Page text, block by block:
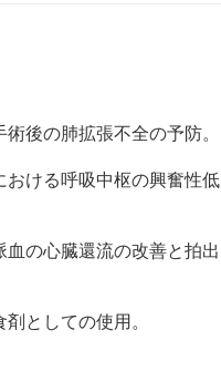
後の肺拡張不全の予防。
ける呼吸中枢の興奮性低
の心臓還流の改善と拍出
としての使用。